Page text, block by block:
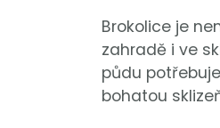
Brokolice je
zahradě i ve
půdu
bohatou